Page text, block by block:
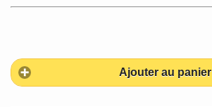
Ajouter au panier